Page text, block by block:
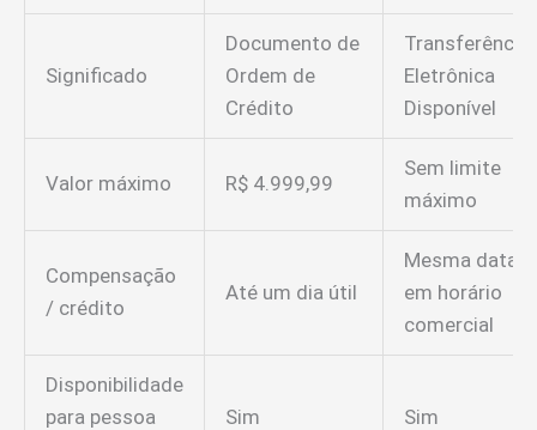
Significado
Documento de
Ordem de
Crédito
Transferência
Eletrônica
Disponível
Valor máximo R$ 4.999,99
Sem limite
máximo
Compensação
/ crédito
Até um dia útil
Mesma data,
em horário
comercial
Disponibilidade
para pessoa
Sim Sim